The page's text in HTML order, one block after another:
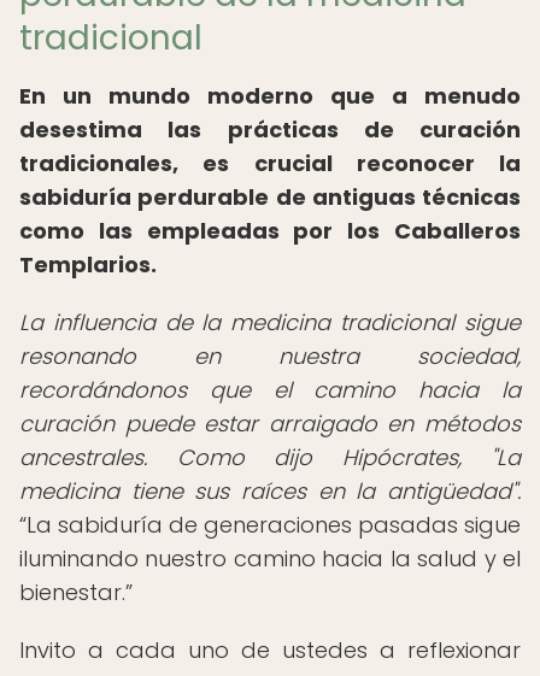
tradicional
En un mundo moderno que a menudo
desestima las prácticas de curación
tradicionales, es crucial reconocer la
sabiduría perdurable de antiguas técnicas
como las empleadas por los Caballeros
Templarios.
La influencia de la medicina tradicional sigue
resonando en nuestra sociedad,
recordándonos que el camino hacia la
curación puede estar arraigado en métodos
ancestrales. Como dijo Hipócrates, "La
medicina tiene sus raíces en la antigüedad".
La sabiduría de generaciones pasadas sigue
iluminando nuestro camino hacia la salud y el
bienestar.
Invito a cada uno de ustedes a reflexionar